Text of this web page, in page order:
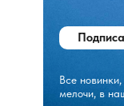
Все
мелочи, в